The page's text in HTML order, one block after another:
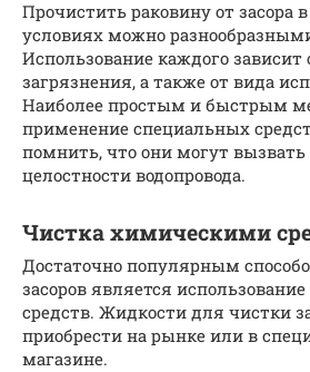
Прочистить раковину от засора
условиях можно
Использование каждого зависит
загрязнения, а также от вида
Наиболее простым и быстрым
применение специальных
помнить, что они могут
целостности водопровода.
Чистка химическими
Достаточно популярным
засоров является
средств. Жидкости для чистки
приобрести на рынке или в
магазине.